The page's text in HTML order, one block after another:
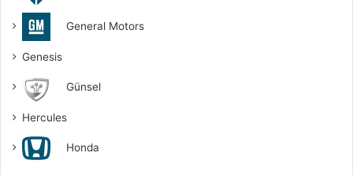
General Motors
Genesis
Günsel
Hercules
Honda